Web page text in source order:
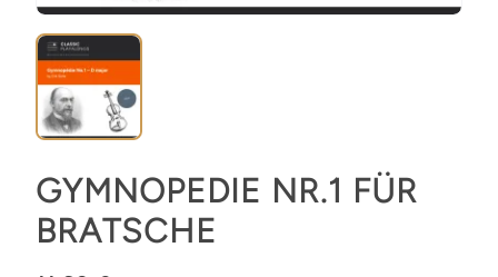
GYMNOPEDIE NR.1 FÜR
BRATSCHE